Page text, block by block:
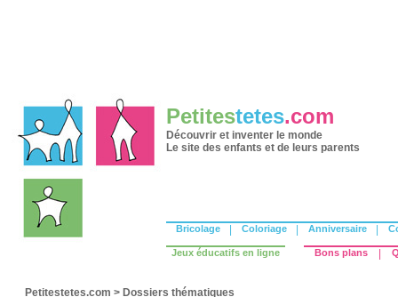
Petitestetes.com
Découvrir et inventer le monde
Le site des enfants et de leurs parents
Bricolage Coloriage Anniversaire
Jeux éducatifs en ligne Bons plans
Petitestetes.com > Dossiers thématiques